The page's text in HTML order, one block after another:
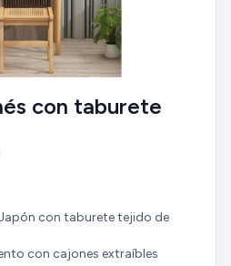
con taburete
con taburete tejido de
con cajones extraíbles